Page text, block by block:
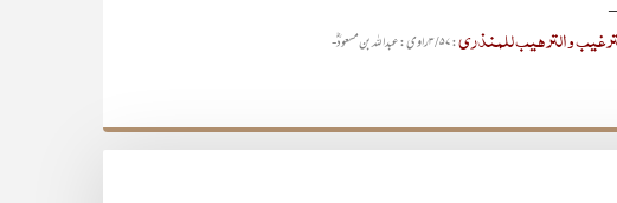
والترھیب للمنذری:۳/۵۷ راوی : عبد اللہ بن مسعودؓ -